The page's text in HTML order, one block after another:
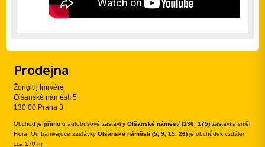
Prodejna
Žongluj Imrvére
Olšanské náměstí 5
130 00 Praha 3
Obchod je přímo u autobusové zastávky Olšanské náměstí (136, 175) zastávka směr
Flora. Od tramvajové zastávky Olšanské náměstí (5, 9, 15, 26) je obchůdek vzdálen
cca 170 m.